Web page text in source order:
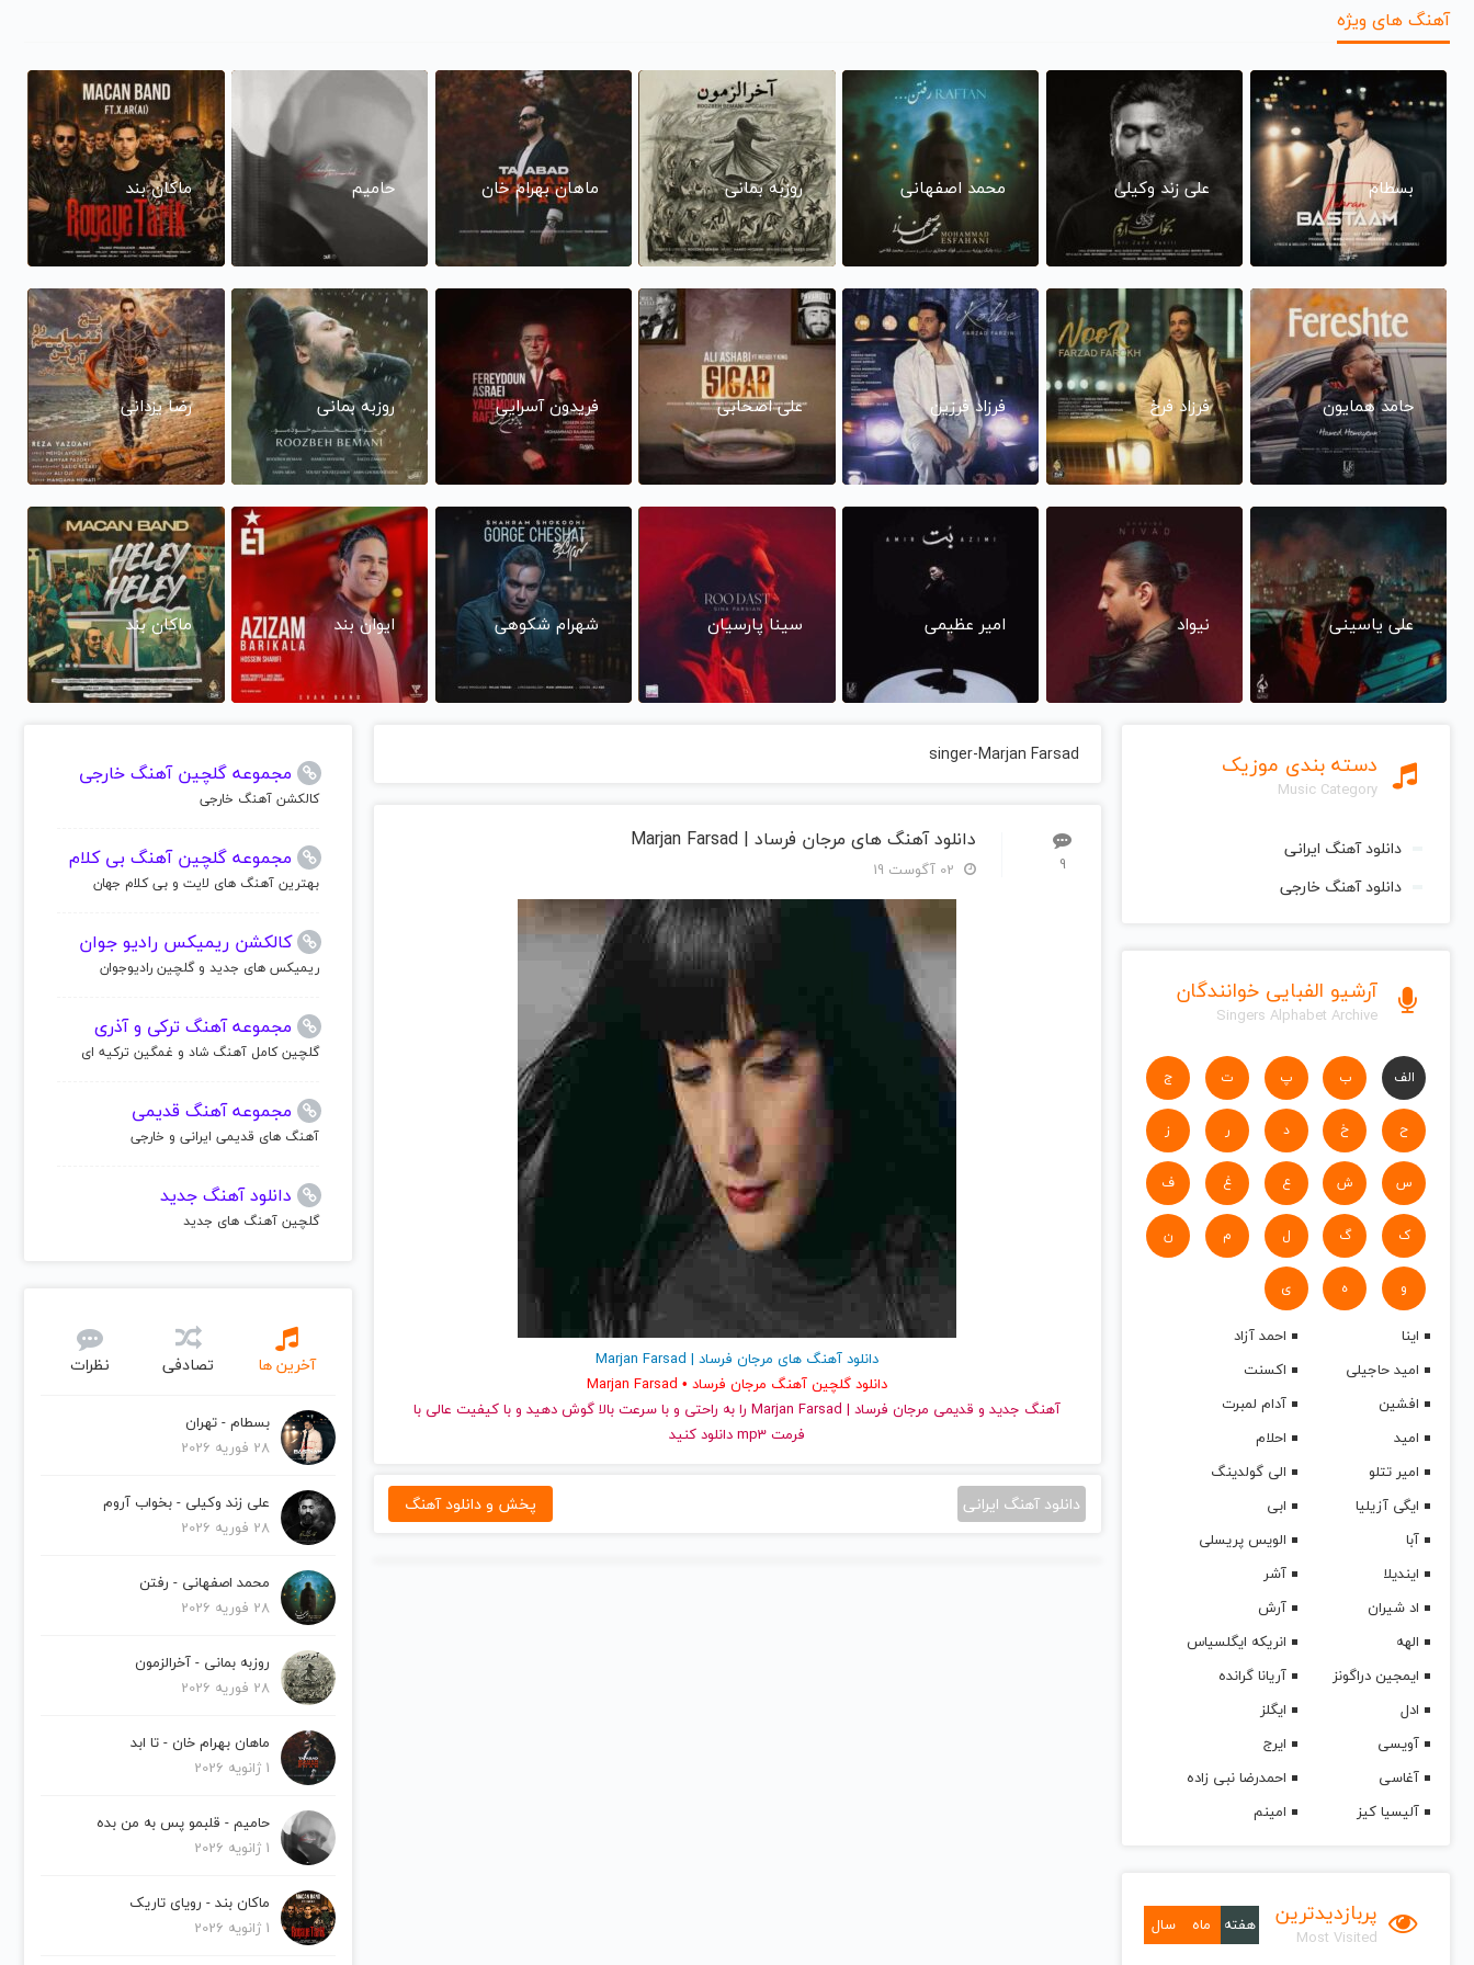
آهنگ های ویژه
بسطام علی زند وکیلی محمد اصفهانی روزبه بمانی ماهان بهرام خان حامیم ماکان بند
حامد همایون فرزاد فرخ فرزاد فرزین علی اصحابی فریدون آسرایی روزبه بمانی رضا یزدانی
علی یاسینی نیواد امیر عظیمی سینا پارسیان شهرام شکوهی ایوان بند ماکان بند
دسته بندی موزیک
Music Category
دانلود آهنگ ایرانی
دانلود آهنگ خارجی
آرشیو الفبایی خوانندگان
Singers Alphabet Archive
الف ب پ ت ج
ح خ د ر ز
س ش ع غ ف
ک گ ل م ن
و ه ی
اینا
احمد آزاد
امید حاجیلی
اکسنت
افشین
آدام لمبرت
امید
احلام
امیر تتلو
الی گولدینگ
ایگی آزیلیا
ابی
آبا
الویس پریسلی
ایندیلا
آشر
اد شیران
آرش
الهه
انریکه ایگلسیاس
ایمجین دراگونز
آریانا گرانده
ادل
ایگلز
آویسی
ایرج
آغاسی
احمدرضا نبی زاده
آلیسیا کیز
امینم
پربازدیدترین
Most Visited
هفته ماه سال
singer-Marjan Farsad
9
دانلود آهنگ های مرجان فرساد | Marjan Farsad
دانلود آهنگ های مرجان فرساد | Marjan Farsad
دانلود گلچین آهنگ مرجان فرساد • Marjan Farsad
آهنگ جدید
و قدیمی مرجان فرساد | Marjan Farsad را به راحتی و با سرعت بالا گوش دهید و با کیفیت عالی با
فرمت mp3 دانلود کنید
دانلود آهنگ ایرانی پخش و دانلود آهنگ
مجموعه گلچین آهنگ خارجی
کالکشن آهنگ خارجی
مجموعه گلچین آهنگ بی کلام
بهترین آهنگ های لایت و بی کلام جهان
کالکشن ریمیکس رادیو جوان
ریمیکس های جدید و گلچین رادیوجوان
مجموعه آهنگ ترکی و آذری
گلچین کامل آهنگ شاد و غمگین ترکیه ای
مجموعه آهنگ قدیمی
آهنگ های قدیمی ایرانی و خارجی
دانلود آهنگ جدید
گلچین آهنگ های جدید
آخرین ها تصادفی نظرات
بسطام - تهران
28 فوریه 2026
علی زند وکیلی - بخواب آروم
28 فوریه 2026
محمد اصفهانی - رفتن
28 فوریه 2026
روزبه بمانی - آخرالزمون
28 فوریه 2026
ماهان بهرام خان - تا ابد
1 ژانویه 2026
حامیم - قلبمو پس به من بده
1 ژانویه 2026
ماکان بند - رویای تاریک
1 ژانویه 2026